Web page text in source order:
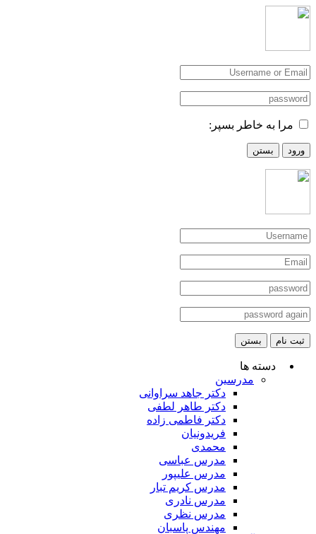
مرا به خاطر بسپر:
ورود بستن
ثبت نام بستن
دسته ها
مدرسین
دکتر جاهد سراوانی
دکتر طاهر لطفی
دکتر فاطمی زاده
فریدونیان
محمدی
مدرس عباسی
مدرس علیپور
مدرس کریم تبار
مدرس نادری
مدرس نظری
مهندس پاسبان